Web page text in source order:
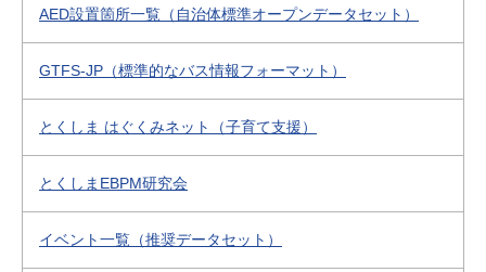
AED設置箇所一覧（自治体標準オープンデータセット）
GTFS-JP（標準的なバス情報フォーマット）
とくしま はぐくみネット（子育て支援）
とくしまEBPM研究会
イベント一覧（推奨データセット）